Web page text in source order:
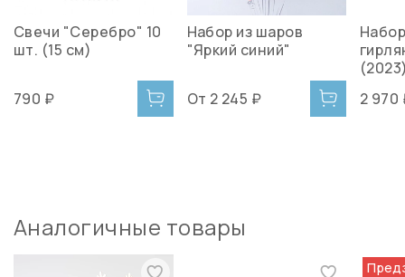
Свечи "Серебро" 10
шт. (15 см)
790 ₽
Набор из шаров
"Яркий синий"
От 2 245 ₽
2 970
Аналогичные товары